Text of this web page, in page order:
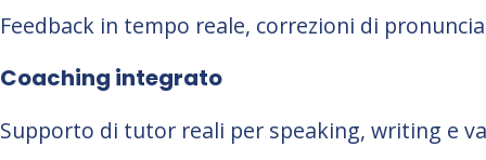
Feedback in tempo reale, correzioni di
Coaching integrato
Supporto di tutor reali per speaking, writing e